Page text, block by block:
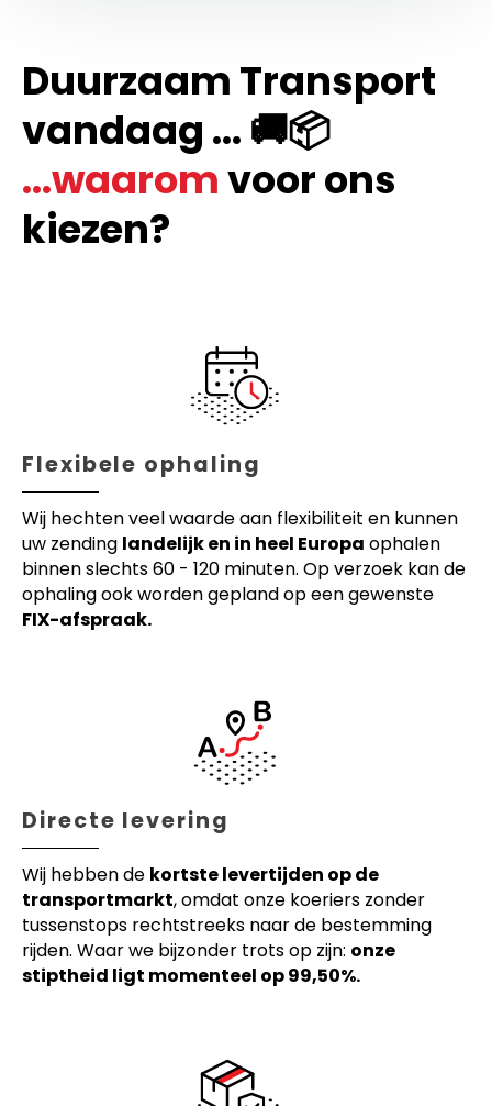
Duurzaam Transport
vandaag ... 🚚📦
...waaromvoor ons
kiezen?
Flexibele ophaling
Wij hechten veel waarde aan flexibiliteit en kunnen
uw zending landelijk en in heel Europa ophalen
binnen slechts 60 - 120 minuten. Op verzoek kan de
ophaling ook worden gepland op een gewenste
FIX-afspraak.
Directe levering
Wij hebben de kortste levertijden op de
transportmarkt, omdat onze koeriers zonder
tussenstops rechtstreeks naar de bestemming
rijden. Waar we bijzonder trots op zijn: onze
stiptheid ligt momenteel op 99,50%.